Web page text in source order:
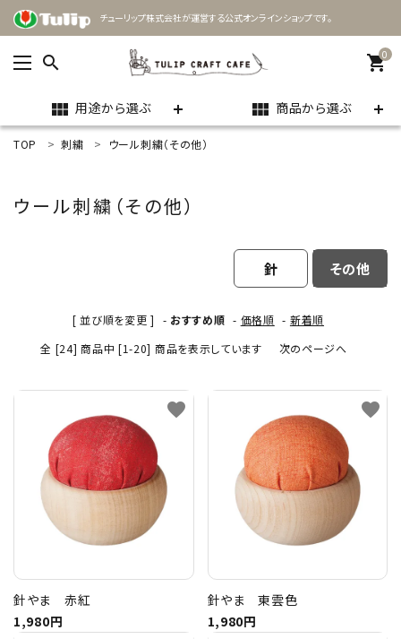
チューリップ株式会社が運営する公式オンラインショップです。
search 0
shopping_cart
view_module 用途から選ぶ view_module 商品から選ぶ
ACCOUNT MENU
meeting_room ログイン person 新規会員登録
用途
商品カテゴリー
トピックス
配送方法
お支払方法
プライバシーポリシー
特定商取引法について
TOP 刺繍 ウール刺繍（その他）
ウール刺繍（その他）
針 その他
[ 並び順を変更 ] - おすすめ順 - 価格順 - 新着順
全 [24] 商品中 [1-20] 商品を表示しています
次のページへ
針やま 赤紅
1,980円
favorite
針やま 東雲色
1,980円
favorite